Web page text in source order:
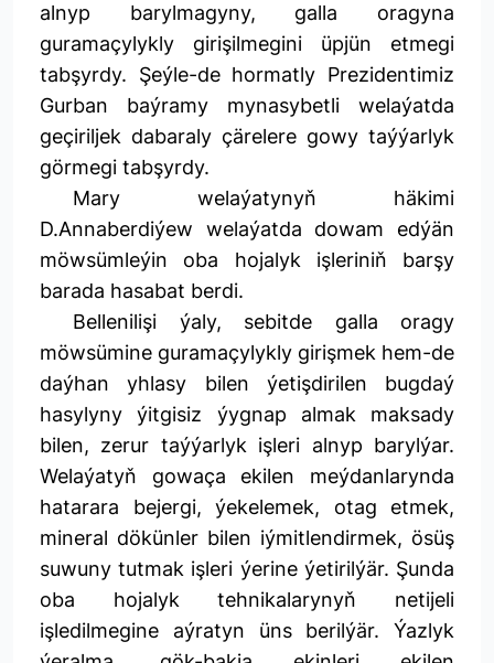
alnyp barylmagyny, galla oragyna
guramaçylykly girişilmegini üpjün etmegi
tabşyrdy. Şeýle-de hormatly Prezidentimiz
Gurban baýramy mynasybetli welaýatda
geçiriljek dabaraly çärelere gowy taýýarlyk
görmegi tabşyrdy.
Mary welaýatynyň häkimi
D.Annaberdiýew welaýatda dowam edýän
möwsümleýin oba hojalyk işleriniň barşy
barada hasabat berdi.
Bellenilişi ýaly, sebitde galla oragy
möwsümine guramaçylykly girişmek hem-de
daýhan yhlasy bilen ýetişdirilen bugdaý
hasylyny ýitgisiz ýygnap almak maksady
bilen, zerur taýýarlyk işleri alnyp barylýar.
Welaýatyň gowaça ekilen meýdanlarynda
hatarara bejergi, ýekelemek, otag etmek,
mineral dökünler bilen iýmitlendirmek, ösüş
suwuny tutmak işleri ýerine ýetirilýär. Şunda
oba hojalyk tehnikalarynyň netijeli
işledilmegine aýratyn üns berilýär. Ýazlyk